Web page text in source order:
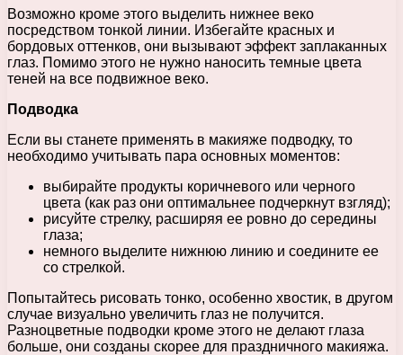
Возможно кроме этого выделить нижнее веко
посредством тонкой линии. Избегайте красных и
бордовых оттенков, они вызывают эффект заплаканных
глаз. Помимо этого не нужно наносить темные цвета
теней на все подвижное веко.
Подводка
Если вы станете применять в макияже подводку, то
необходимо учитывать пара основных моментов:
выбирайте продукты коричневого или черного
цвета (как раз они оптимальнее подчеркнут взгляд);
рисуйте стрелку, расширяя ее ровно до середины
глаза;
немного выделите нижнюю линию и соедините ее
со стрелкой.
Попытайтесь рисовать тонко, особенно хвостик, в другом
случае визуально увеличить глаз не получится.
Разноцветные подводки кроме этого не делают глаза
больше, они созданы скорее для праздничного макияжа.